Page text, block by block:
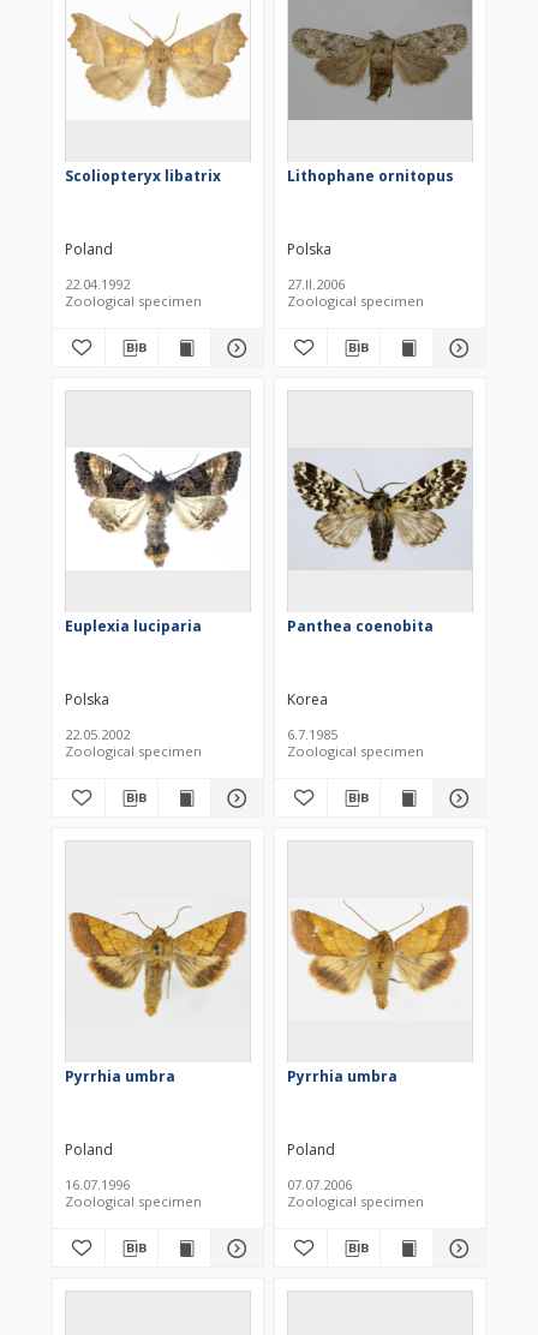
Scoliopteryx libatrix
Poland
22.04.1992
Zoological specimen
Lithophane ornitopus
Polska
27.II.2006
Zoological specimen
Euplexia luciparia
Polska
22.05.2002
Zoological specimen
Panthea coenobita
Korea
6.7.1985
Zoological specimen
Pyrrhia umbra
Poland
16.07.1996
Zoological specimen
Pyrrhia umbra
Poland
07.07.2006
Zoological specimen